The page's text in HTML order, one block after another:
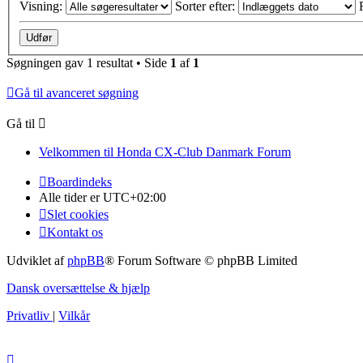
Visning: Sorter efter:
Søgningen gav 1 resultat • Side 1 af 1
Gå til avanceret søgning
Gå til
Velkommen til Honda CX-Club Danmark Forum
Boardindeks
Alle tider erUTC+02:00
Slet cookies
Kontakt os
Udviklet afphpBB® Forum Software © phpBB Limited
Dansk oversættelse & hjælp
Privatliv
Vilkår